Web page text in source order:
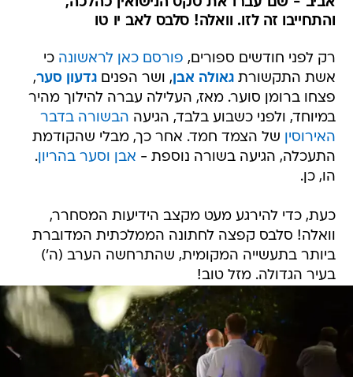
והתחייבו זה לזו. וואלה! סלבס לאב יו טו
רק לפני חודשים ספורים, פורסם כאן לראשונה כי
אשת התקשורתגאולה אבן, ושר הפניםגדעון סער,
פצחו ברומן סוער. מאז, העלילה עברה להילוך מהיר
במיוחד, ולפני כשבוע בלבד, הגיעה הבשורה בדבר
האירוסין של הצמד חמד. אחר כך, מבלי שהקודמת
התעכלה, הגיעה בשורה נוספת - אבן וסער בהריון.
הו, כן.
כעת, כדי להירגע מעט מקצב הידיעות המסחרר,
וואלה! סלבס קפצה לחתונה הממלכתית המדוברת
ביותר בתעשייה המקומית, שהתרחשה הערב (ה')
בעיר הגדולה. מזל טוב!